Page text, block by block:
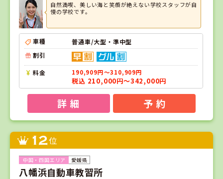
自然満喫、美しい海と笑顔が絶えない学校スタッフが自
慢の学校です。
車種
普通車/大型・準中型
割引
料金 190,909円～310,909円
税込 210,000円～342,000円
詳 細 予 約
12位
愛媛県
八幡浜自動車教習所